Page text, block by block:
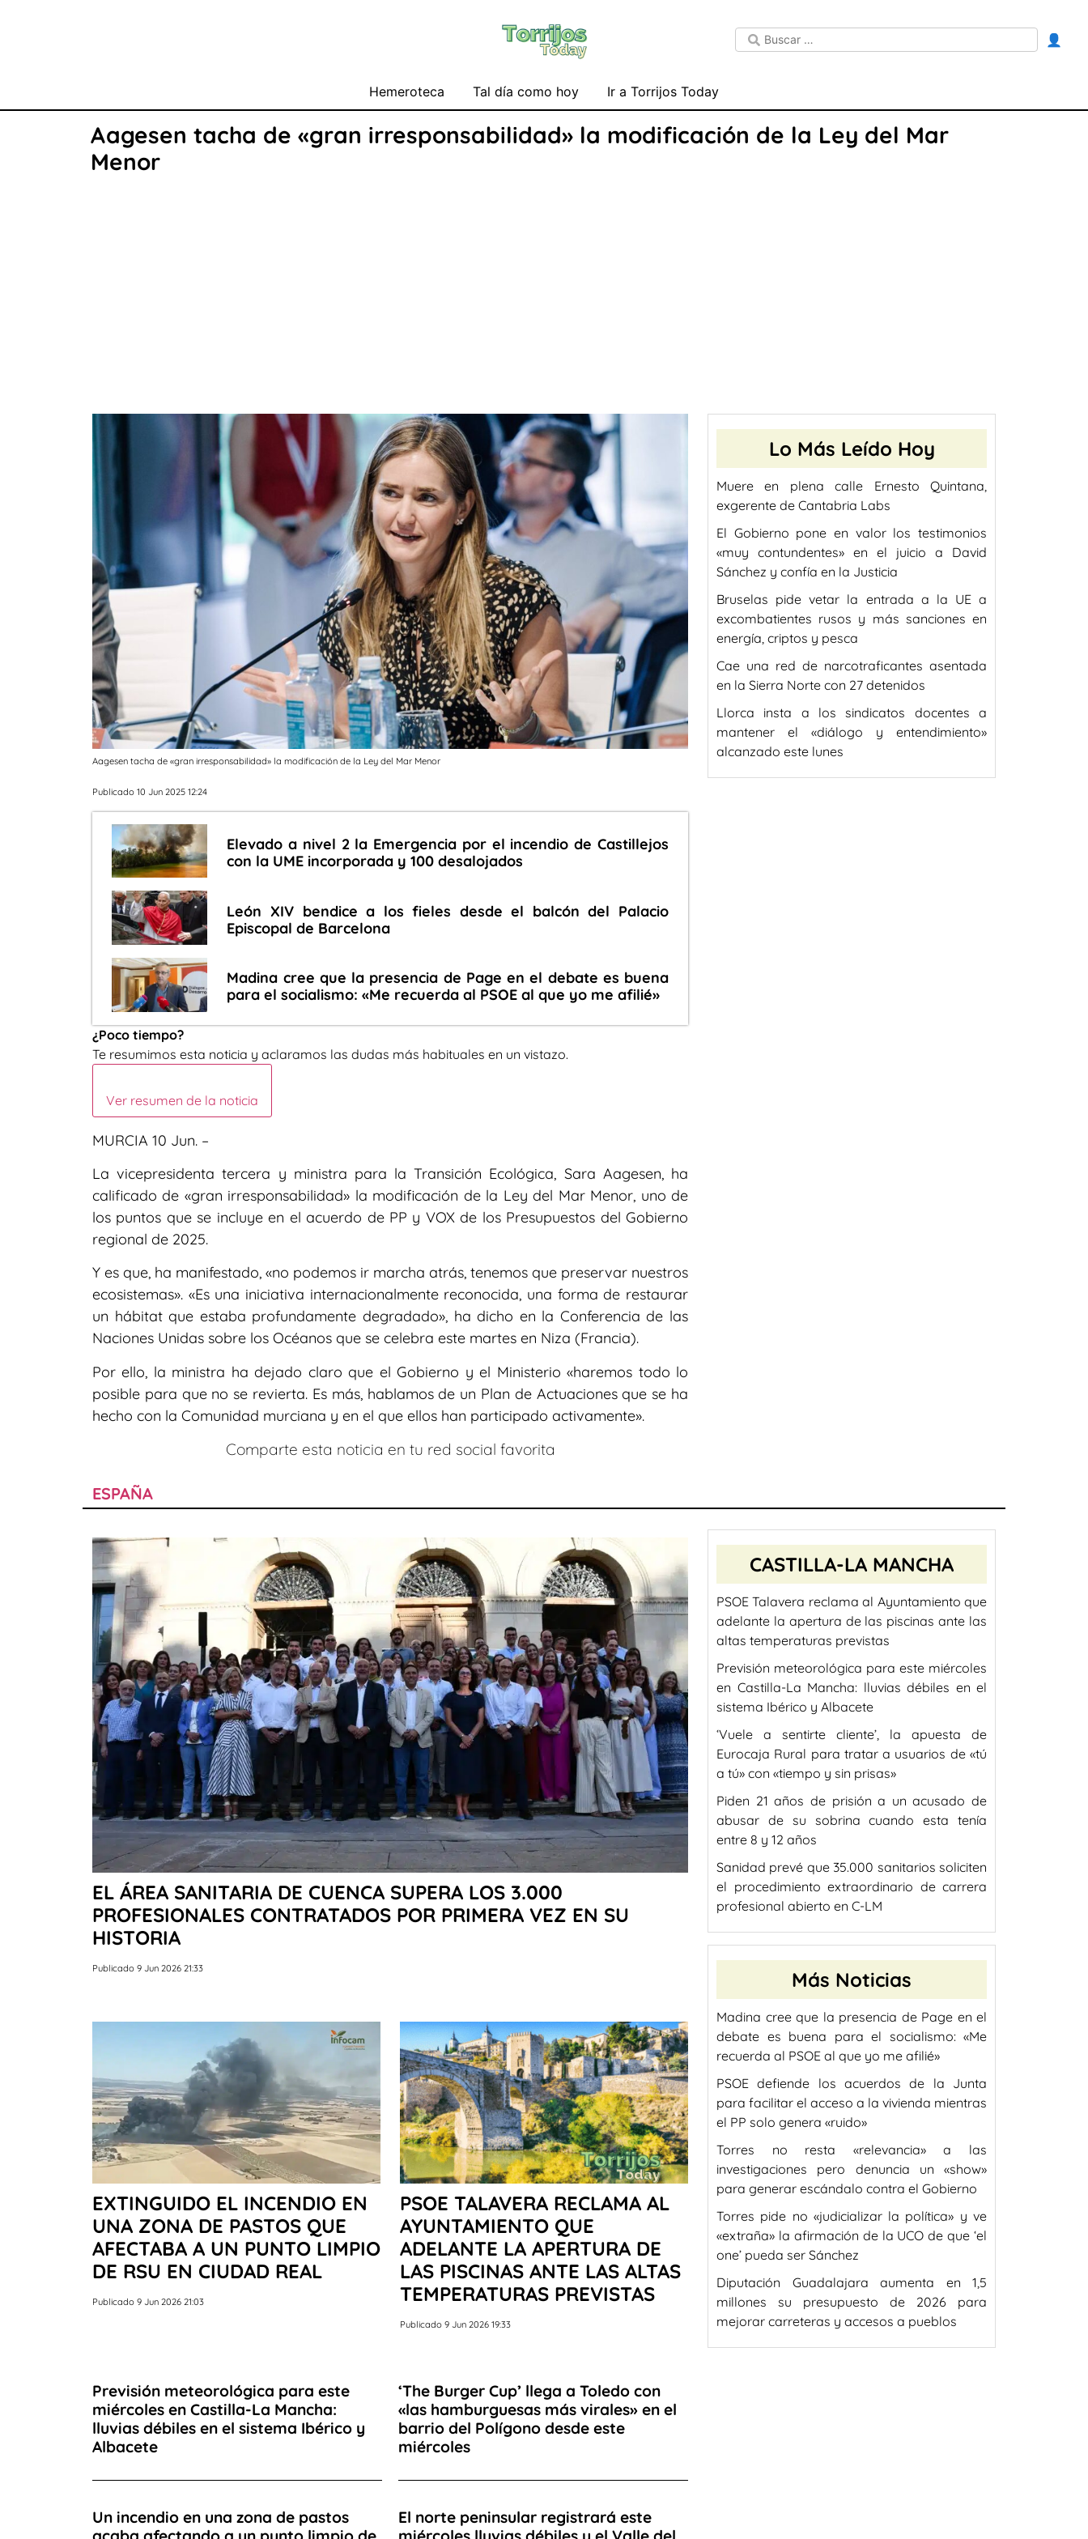
👤
Hemeroteca Tal día como hoy Ir a Torrijos Today
Aagesen tacha de «gran irresponsabilidad» la modificación de la Ley del Mar
Menor
Aagesen tacha de «gran irresponsabilidad» la modificación de la Ley del Mar Menor
Publicado 10 Jun 2025 12:24
Elevado a nivel 2 la Emergencia por el incendio de Castillejos
con la UME incorporada y 100 desalojados
León XIV bendice a los fieles desde el balcón del Palacio
Episcopal de Barcelona
Madina cree que la presencia de Page en el debate es buena
para el socialismo: «Me recuerda al PSOE al que yo me afilié»
¿Poco tiempo?
Te resumimos esta noticia y aclaramos las dudas más habituales en un vistazo.
Ver resumen de la noticia
MURCIA 10 Jun. –
La vicepresidenta tercera y ministra para la Transición Ecológica, Sara Aagesen, ha
calificado de «gran irresponsabilidad» la modificación de la Ley del Mar Menor, uno de
los puntos que se incluye en el acuerdo de PP y VOX de los Presupuestos del Gobierno
regional de 2025.
Y es que, ha manifestado, «no podemos ir marcha atrás, tenemos que preservar nuestros
ecosistemas». «Es una iniciativa internacionalmente reconocida, una forma de restaurar
un hábitat que estaba profundamente degradado», ha dicho en la Conferencia de las
Naciones Unidas sobre los Océanos que se celebra este martes en Niza (Francia).
Por ello, la ministra ha dejado claro que el Gobierno y el Ministerio «haremos todo lo
posible para que no se revierta. Es más, hablamos de un Plan de Actuaciones que se ha
hecho con la Comunidad murciana y en el que ellos han participado activamente».
Comparte esta noticia en tu red social favorita
Lo Más Leído Hoy
Muere en plena calle Ernesto Quintana,
exgerente de Cantabria Labs
El Gobierno pone en valor los testimonios
«muy contundentes» en el juicio a David
Sánchez y confía en la Justicia
Bruselas pide vetar la entrada a la UE a
excombatientes rusos y más sanciones en
energía, criptos y pesca
Cae una red de narcotraficantes asentada
en la Sierra Norte con 27 detenidos
Llorca insta a los sindicatos docentes a
mantener el «diálogo y entendimiento»
alcanzado este lunes
ESPAÑA
EL ÁREA SANITARIA DE CUENCA SUPERA LOS 3.000
PROFESIONALES CONTRATADOS POR PRIMERA VEZ EN SU
HISTORIA
Publicado 9 Jun 2026 21:33
EXTINGUIDO EL INCENDIO EN
UNA ZONA DE PASTOS QUE
AFECTABA A UN PUNTO LIMPIO
DE RSU EN CIUDAD REAL
Publicado 9 Jun 2026 21:03
PSOE TALAVERA RECLAMA AL
AYUNTAMIENTO QUE
ADELANTE LA APERTURA DE
LAS PISCINAS ANTE LAS ALTAS
TEMPERATURAS PREVISTAS
Publicado 9 Jun 2026 19:33
Previsión meteorológica para este
miércoles en Castilla-La Mancha:
lluvias débiles en el sistema Ibérico y
Albacete
‘The Burger Cup’ llega a Toledo con
«las hamburguesas más virales» en el
barrio del Polígono desde este
miércoles
Un incendio en una zona de pastos
El norte peninsular registrará este
CASTILLA-LA MANCHA
PSOE Talavera reclama al Ayuntamiento que
adelante la apertura de las piscinas ante las
altas temperaturas previstas
Previsión meteorológica para este miércoles
en Castilla-La Mancha: lluvias débiles en el
sistema Ibérico y Albacete
‘Vuele a sentirte cliente’, la apuesta de
Eurocaja Rural para tratar a usuarios de «tú
a tú» con «tiempo y sin prisas»
Piden 21 años de prisión a un acusado de
abusar de su sobrina cuando esta tenía
entre 8 y 12 años
Sanidad prevé que 35.000 sanitarios soliciten
el procedimiento extraordinario de carrera
profesional abierto en C-LM
Más Noticias
Madina cree que la presencia de Page en el
debate es buena para el socialismo: «Me
recuerda al PSOE al que yo me afilié»
PSOE defiende los acuerdos de la Junta
para facilitar el acceso a la vivienda mientras
el PP solo genera «ruido»
Torres no resta «relevancia» a las
investigaciones pero denuncia un «show»
para generar escándalo contra el Gobierno
Torres pide no «judicializar la política» y ve
«extraña» la afirmación de la UCO de que ‘el
one’ pueda ser Sánchez
Diputación Guadalajara aumenta en 1,5
millones su presupuesto de 2026 para
mejorar carreteras y accesos a pueblos